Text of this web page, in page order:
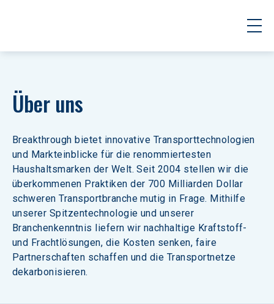
Über uns
Breakthrough bietet innovative Transporttechnologien
und Markteinblicke für die renommiertesten
Haushaltsmarken der Welt. Seit 2004 stellen wir die
überkommenen Praktiken der 700 Milliarden Dollar
schweren Transportbranche mutig in Frage. Mithilfe
unserer Spitzentechnologie und unserer
Branchenkenntnis liefern wir nachhaltige Kraftstoff-
und Frachtlösungen, die Kosten senken, faire
Partnerschaften schaffen und die Transportnetze
dekarbonisieren.